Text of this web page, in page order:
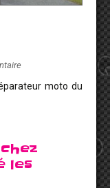
moto du
les